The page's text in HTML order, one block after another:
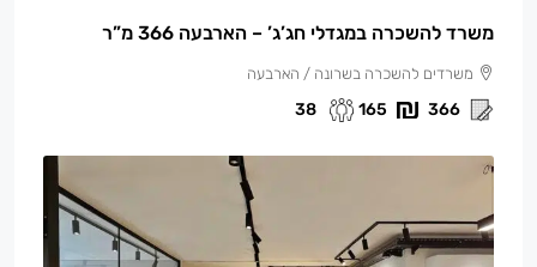
משרד להשכרה במגדלי חג’ג’ – הארבעה 366 מ”ר
משרדים להשכרה בשרונה / הארבעה
366
165
38